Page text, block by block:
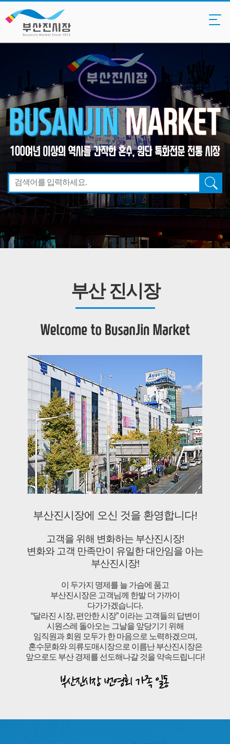
부산 진시장
부산진시장에 오신 것을 환영합니다!
고객을 위해 변화하는 부산진시장!
변화와 고객 만족만이 유일한 대안임을 아는
부산진시장!
이 두가지 명제를 늘 가슴에 품고
부산진시장은 고객님께 한발 더 가까이
다가가겠습니다.
“달라진 시장, 편안한 시장” 이라는 고객들의 답변이
시원스레 돌아오는 그날을 앞당기기 위해
임직원과 회원 모두가 한 마음으로 노력하겠으며,
혼수문화와 의류도매시장으로 이름난 부산진시장은
앞으로도 부산 경제를 선도해나갈 것을 약속드립니다!